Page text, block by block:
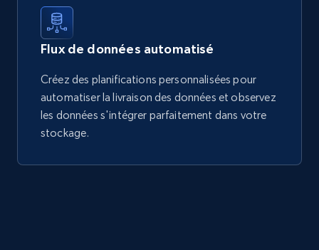
Flux de données automatisé
Créez des planifications personnalisées pour
automatiser la livraison des données et observez
les données s'intégrer parfaitement dans votre
stockage.